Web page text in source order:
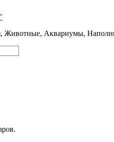
Животные, Аквариумы,